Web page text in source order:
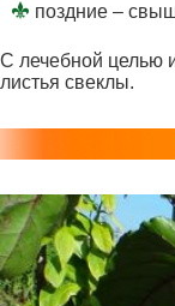
поздние –
С лечебной целью
листья свеклы.